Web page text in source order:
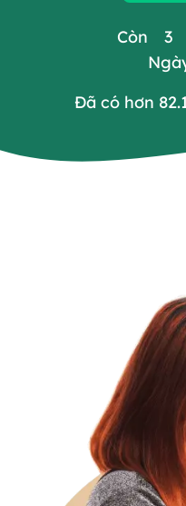
Còn
3
Đã có hơn